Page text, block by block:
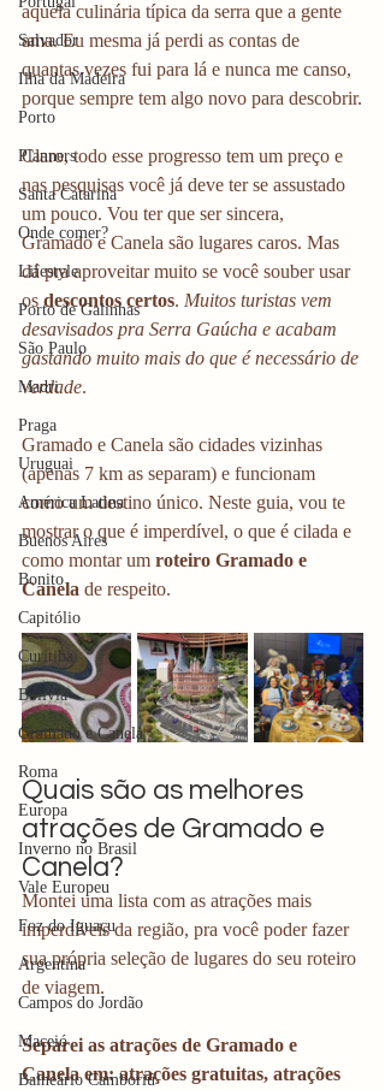
Salvador
Ilha da Madeira
Porto
Planners
Santa Catarina
Onde comer?
Lifestyle
Porto de Galinhas
São Paulo
Madri
Praga
Uruguai
América Latina
Buenos Aires
Bonito
Capitólio
Curitiba
Bolívia
Gramado e Canela
Roma
Europa
Inverno no Brasil
Vale Europeu
Foz do Iguaçu
Argentina
Campos do Jordão
Maceió
Balneário Camboriú
aquela culinária típica da serra que a gente
ama. Eu mesma já perdi as contas de
quantas vezes fui para lá e nunca me canso,
porque sempre tem algo novo para descobrir.
Claro, todo esse progresso tem um preço e
nas pesquisas você já deve ter se assustado
um pouco. Vou ter que ser sincera,
Gramado e Canela são lugares caros. Mas
dá pra aproveitar muito se você souber usar
os descontos certos. Muitos turistas vem
desavisados pra Serra Gaúcha e acabam
gastando muito mais do que é necessário de
verdade.
Gramado e Canela são cidades vizinhas
(apenas 7 km as separam) e funcionam
como um destino único. Neste guia, vou te
mostrar o que é imperdível, o que é cilada e
como montar um roteiro Gramado e
Canela de respeito.
Quais são as melhores
atrações de Gramado e
Canela?
Montei uma lista com as atrações mais
imperdíveis da região, pra você poder fazer
sua própria seleção de lugares do seu roteiro
de viagem.
Separei as atrações de Gramado e
Canela em: atrações gratuitas, atrações